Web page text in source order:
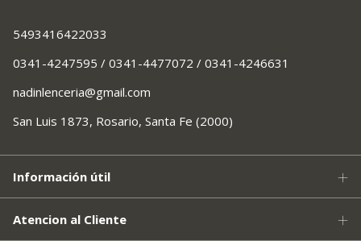
5493416422033
0341-4247595 / 0341-4477072 / 0341-4246631
nadinlenceria@gmail.com
San Luis 1873, Rosario, Santa Fe (2000)
Información útil
Atencion al Cliente